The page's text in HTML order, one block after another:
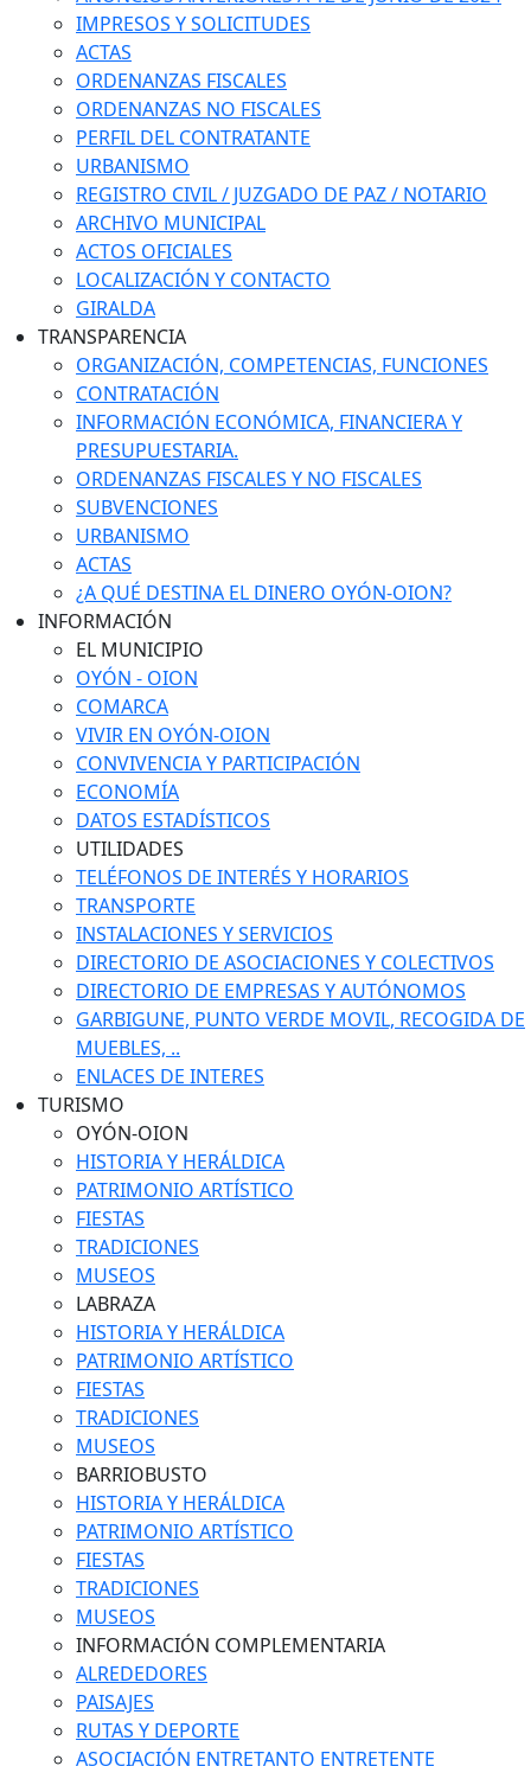
IMPRESOS Y SOLICITUDES
ACTAS
ORDENANZAS FISCALES
ORDENANZAS NO FISCALES
PERFIL DEL CONTRATANTE
URBANISMO
REGISTRO CIVIL / JUZGADO DE PAZ / NOTARIO
ARCHIVO MUNICIPAL
ACTOS OFICIALES
LOCALIZACIÓN Y CONTACTO
GIRALDA
TRANSPARENCIA
ORGANIZACIÓN, COMPETENCIAS, FUNCIONES
CONTRATACIÓN
INFORMACIÓN ECONÓMICA, FINANCIERA Y
PRESUPUESTARIA.
ORDENANZAS FISCALES Y NO FISCALES
SUBVENCIONES
URBANISMO
ACTAS
¿A QUÉ DESTINA EL DINERO OYÓN-OION?
INFORMACIÓN
EL MUNICIPIO
OYÓN - OION
COMARCA
VIVIR EN OYÓN-OION
CONVIVENCIA Y PARTICIPACIÓN
ECONOMÍA
DATOS ESTADÍSTICOS
UTILIDADES
TELÉFONOS DE INTERÉS Y HORARIOS
TRANSPORTE
INSTALACIONES Y SERVICIOS
DIRECTORIO DE ASOCIACIONES Y COLECTIVOS
DIRECTORIO DE EMPRESAS Y AUTÓNOMOS
GARBIGUNE, PUNTO VERDE MOVIL, RECOGIDA DE
MUEBLES, ..
ENLACES DE INTERES
TURISMO
OYÓN-OION
HISTORIA Y HERÁLDICA
PATRIMONIO ARTÍSTICO
FIESTAS
TRADICIONES
MUSEOS
LABRAZA
HISTORIA Y HERÁLDICA
PATRIMONIO ARTÍSTICO
FIESTAS
TRADICIONES
MUSEOS
BARRIOBUSTO
HISTORIA Y HERÁLDICA
PATRIMONIO ARTÍSTICO
FIESTAS
TRADICIONES
MUSEOS
INFORMACIÓN COMPLEMENTARIA
ALREDEDORES
PAISAJES
RUTAS Y DEPORTE
ASOCIACIÓN ENTRETANTO ENTRETENTE